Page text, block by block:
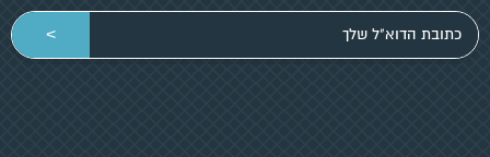
הכניסי
כתובת
>